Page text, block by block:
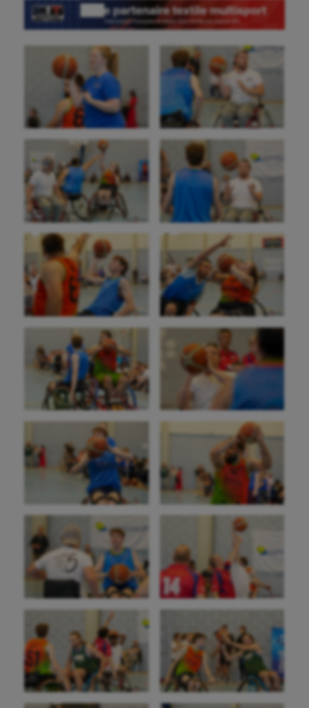
Aéronautique
Athlétisme
Auto
Aviron
Balle à la main
Ballon au poing
Baseball
Billard
Boules lyonnaises
Canoë-kayak
Cerf Volant
Cheerleading
Course à pied
Crossfit
Cyclisme
Danse
Equitation
Escalade
Escrime
Fitness